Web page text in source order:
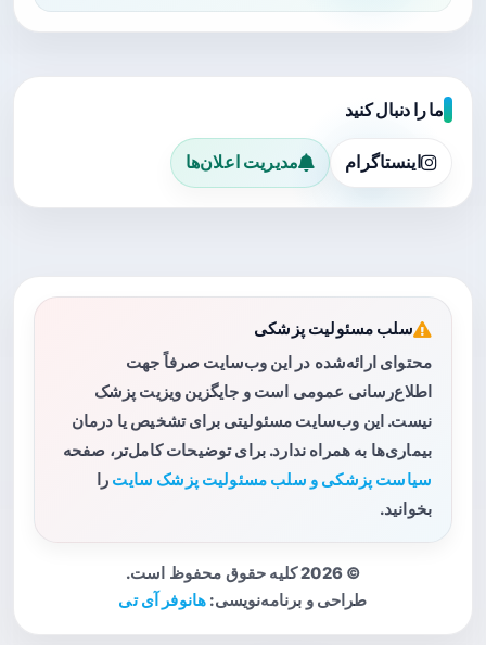
ما را دنبال کنید
اینستاگرام مدیریت اعلان‌ها
سلب مسئولیت پزشکی
محتوای ارائه‌شده در این وب‌سایت صرفاً جهت
اطلاع‌رسانی عمومی است و جایگزین ویزیت پزشک
نیست. این وب‌سایت مسئولیتی برای تشخیص یا درمان
بیماری‌ها به همراه ندارد. برای توضیحات کامل‌تر، صفحه
سیاست پزشکی و سلب مسئولیت پزشک سایت را
بخوانید.
© 2026 کلیه حقوق محفوظ است.
طراحی و برنامه‌نویسی: هانوفر آی تی